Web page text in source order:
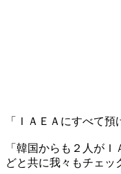
「ＩＡＥＡにすべて預
「韓国からも２人が
どと共に我々もチェッ